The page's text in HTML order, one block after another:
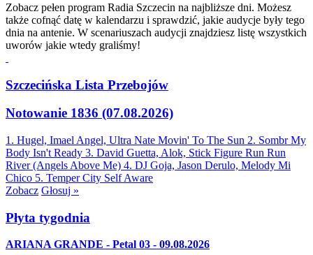
Zobacz pełen program Radia Szczecin na najbliższe dni. Możesz
także cofnąć datę w kalendarzu i sprawdzić, jakie audycje były tego
dnia na antenie. W scenariuszach audycji znajdziesz listę wszystkich
uworów jakie wtedy graliśmy!
Szczecińska Lista Przebojów
Notowanie 1836 (07.08.2026)
1. Hugel, Imael Angel, Ultra Nate Movin' To The Sun 2. Sombr My
Body Isn't Ready 3. David Guetta, Alok, Stick Figure Run Run
River (Angels Above Me) 4. DJ Goja, Jason Derulo, Melody Mi
Chico 5. Temper City Self Aware
Zobacz Głosuj »
Płyta tygodnia
ARIANA GRANDE - Petal 03 - 09.08.2026